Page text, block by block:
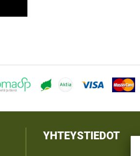
YHTEYSTIEDOT